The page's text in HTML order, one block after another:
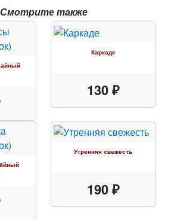
Смотрите также
Каркаде
130 ₽
Утренняя свежесть
190 ₽